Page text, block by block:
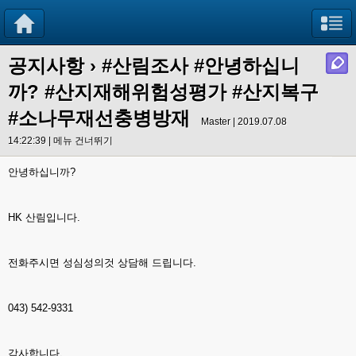
공지사항› #산림조사 #안녕하십니
까? #산지재해위험성평가 #산지복구
#소나무재선충병방재
Master | 2019.07.08
14:22:39 | 메뉴 건너뛰기
안녕하십니까?
HK 산림입니다.
전화주시면 성심성의것 상담해 드립니다.
043) 542-9331
감사합니다.